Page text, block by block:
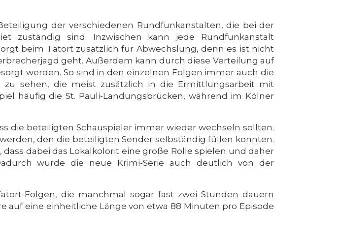
der verschiedenen Rundfunkanstalten, die bei der
zuständig sind. Inzwischen kann jede Rundfunkanstalt
beim Tatort zusätzlich für Abwechslung, denn es ist nicht
geht. Außerdem kann durch diese Verteilung auf
werden. So sind in den einzelnen Folgen immer auch die
sehen, die meist zusätzlich in die Ermittlungsarbeit mit
häufig die St. Pauli-Landungsbrücken, während im Kölner
die beteiligten Schauspieler immer wieder wechseln sollten.
den die beteiligten Sender selbständig füllen konnten.
dabei das Lokalkolorit eine große Rolle spielen und daher
wurde die neue Krimi-Serie auch deutlich von der
Folgen, die manchmal sogar fast zwei Stunden dauern
auf eine einheitliche Länge von etwa 88 Minuten pro Episode